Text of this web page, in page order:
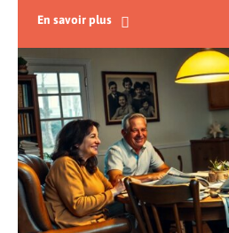
En savoir plus